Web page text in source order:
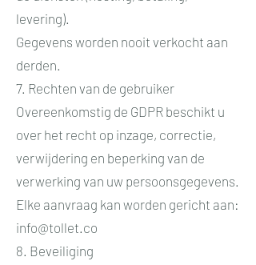
levering).
Gegevens worden nooit verkocht aan
derden.
7. Rechten van de gebruiker
Overeenkomstig de GDPR beschikt u
over het recht op inzage, correctie,
verwijdering en beperking van de
verwerking van uw persoonsgegevens.
Elke aanvraag kan worden gericht aan:
info@tollet.co
8. Beveiliging